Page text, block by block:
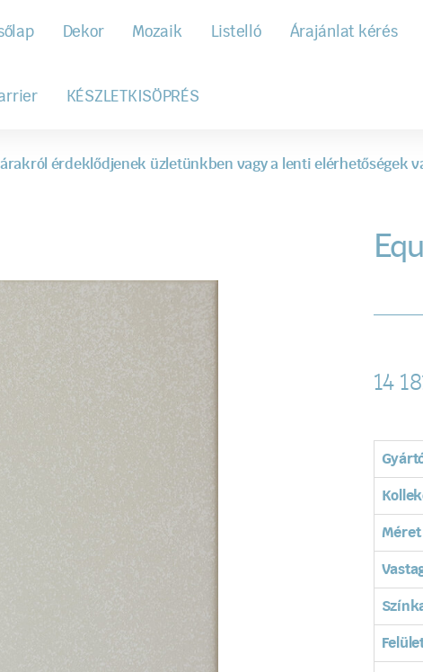
Dekor Mozaik Listelló Árajánlat kérés
KÉSZLETKISÖPRÉS
érdeklődjenek üzletünkben vagy a lenti elérhetőségek
14
Méret